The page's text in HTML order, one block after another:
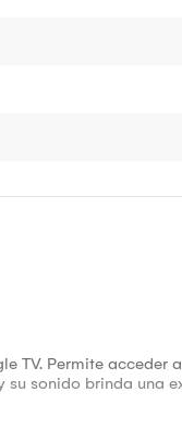
TV. Permite acceder a
su sonido brinda una